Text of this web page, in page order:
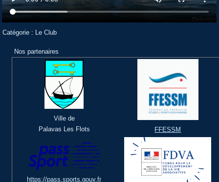
Catégorie : Le Club
Nos partenaires
Ville de
Palavas Les Flots
FFESSM
https://pass.sports.gouv.fr